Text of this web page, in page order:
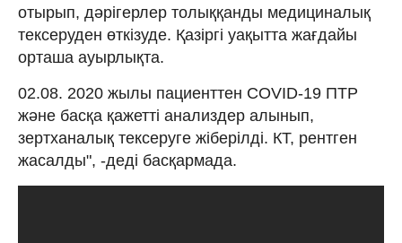
отырып, дәрігерлер толыққанды медициналық
тексеруден өткізуде. Қазіргі уақытта жағдайы
орташа ауырлықта.
02.08. 2020 жылы пациенттен COVID-19 ПТР
және басқа қажетті анализдер алынып,
зертханалық тексеруге жіберілді. КТ, рентген
жасалды", -деді басқармада.